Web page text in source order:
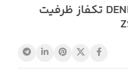
موتور برق بنزینی دنیز DENIZ تکفاز ظرفیت